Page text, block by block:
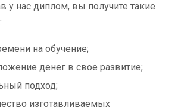
у нас диплом, вы получите такие
на обучение;
денег в свое развитие;
подход;
изготавливаемых